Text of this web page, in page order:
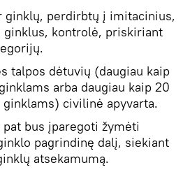
ginklų, perdirbtų į imitacinius,
kontrolė, priskiriant
talpos dėtuvių (daugiau kaip
arba daugiau kaip 20
civilinė apyvarta.
bus įparegoti žymėti
pagrindinę dalį, siekiant
atsekamumą.